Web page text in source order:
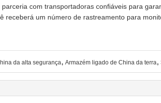
com transportadoras confiáveis para
receberá um número de rastreamento para
da alta segurança, Armazém ligado de China da terra,